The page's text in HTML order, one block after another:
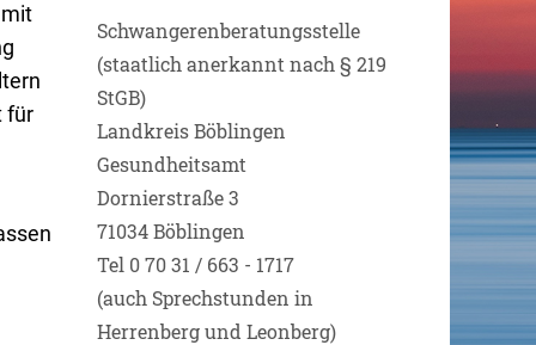
für
Schwangerenberatungsstelle
(staatlich anerkannt nach § 219
StGB)
Landkreis Böblingen
Gesundheitsamt
Dornierstraße 3
71034 Böblingen
Tel 0 70 31 / 663 - 1717
(auch Sprechstunden in
Herrenberg und Leonberg)